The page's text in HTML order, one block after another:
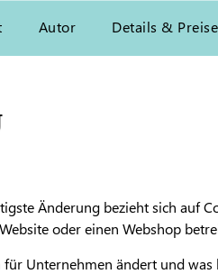
Autor Details & Preise
Änderung bezieht sich auf
oder einen Webshop
für Unternehmen ändert und